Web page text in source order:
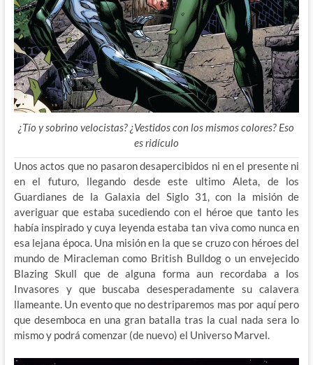
¿Tío y sobrino velocistas? ¿Vestidos con los mismos colores? Eso
es ridículo
Unos actos que no pasaron desapercibidos ni en el presente ni
en el futuro, llegando desde este ultimo Aleta, de los
Guardianes de la Galaxia del Siglo 31, con la misión de
averiguar que estaba sucediendo con el héroe que tanto les
había inspirado y cuya leyenda estaba tan viva como nunca en
esa lejana época. Una misión en la que se cruzo con héroes del
mundo de Miracleman como British Bulldog o un envejecido
Blazing Skull que de alguna forma aun recordaba a los
Invasores y que buscaba desesperadamente su calavera
llameante. Un evento que no destriparemos mas por aquí pero
que desemboca en una gran batalla tras la cual nada sera lo
mismo y podrá comenzar (de nuevo) el Universo Marvel.